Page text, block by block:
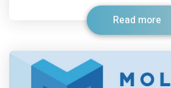
Read more